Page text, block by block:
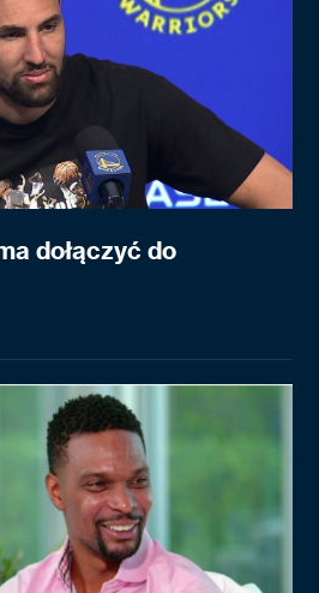
dołączyć do